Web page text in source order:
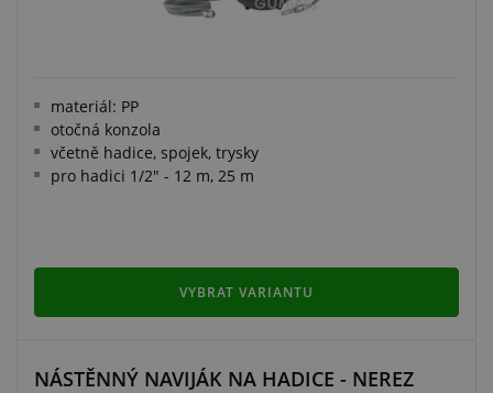
materiál: PP
otočná konzola
včetně hadice, spojek, trysky
pro hadici 1/2" - 12 m, 25 m
VYBRAT VARIANTU
NÁSTĚNNÝ NAVIJÁK NA HADICE - NEREZ